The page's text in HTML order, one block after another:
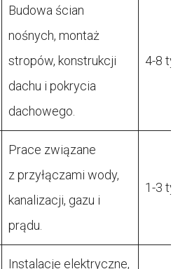
Budowa ścian
nośnych, montaż
stropów, konstrukcji
dachu i pokrycia
dachowego.
4-8
Prace związane
z przyłączami wody,
kanalizacji, gazu i
prądu.
1-3
Instalacje elektryczne,